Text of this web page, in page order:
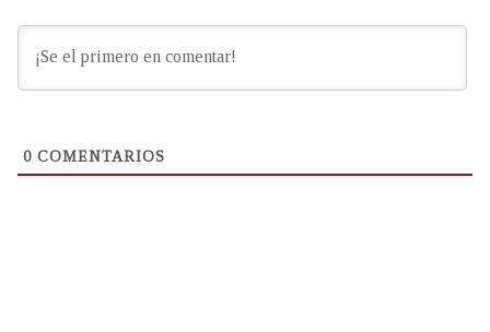
0 COMENTARIOS